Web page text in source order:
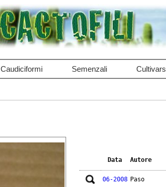
Caudiciformi Semenzali Cultivars
Data Autore
06-2008 Paso